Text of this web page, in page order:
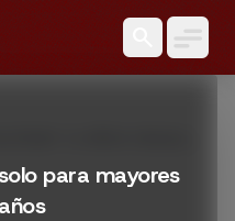
para mayores
12 AÑOS SINGLE